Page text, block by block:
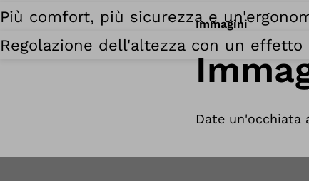
Più comfort, più sicurezza e
Regolazione dell'altezza con un
Immagini
Date un'occhiata